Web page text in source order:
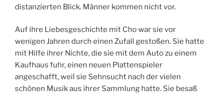
distanzierten Blick. Männer kommen nicht vor.
Auf ihre Liebesgeschichte mit Cho war sie vor
wenigen Jahren durch einen Zufall gestoßen. Sie hatte
mit Hilfe ihrer Nichte, die sie mit dem Auto zu einem
Kaufhaus fuhr, einen neuen Plattenspieler
angeschafft, weil sie Sehnsucht nach der vielen
schönen Musik aus ihrer Sammlung hatte. Sie besaß